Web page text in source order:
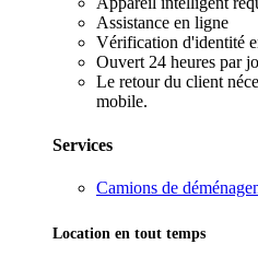
Assistance en ligne
Vérification d'identité
Ouvert 24 heures par
Le retour du client
mobile.
Services
Camions de
Location en tout temps